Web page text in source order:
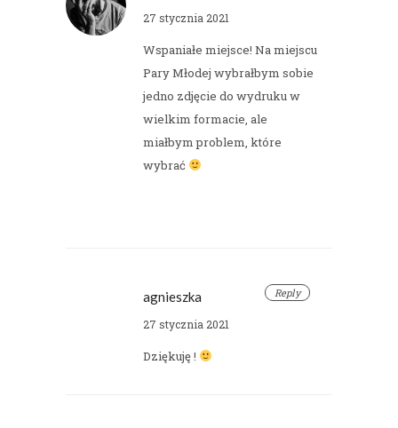
27 stycznia 2021
Wspaniałe miejsce! Na miejscu
Pary Młodej wybrałbym sobie
jedno zdjęcie do wydruku w
wielkim formacie, ale
miałbym problem, które
wybrać
Reply
agnieszka
27 stycznia 2021
Dziękuję !